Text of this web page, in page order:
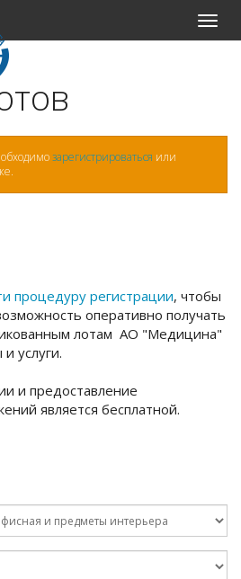
Меню
зарегистрироваться или
процедуру регистрации, чтобы
оперативно получать
лотам АО "Медицина"
услуги.
и предоставление
является бесплатной.